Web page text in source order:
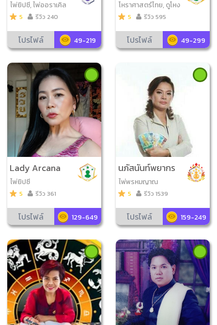
ไพ่ยิปซี, ไพ่ออราเคิล
5 รีวิว 240
โปรไฟล์ 49-219
โหราศาสตร์ไทย, ดูโหง
วเฮ้ง, ไพ่ยิปซี, เลข7ตัว
อถือ, ไพ่ออราเคิล, จับ
ยามสามตา, ดูฤกษ์มงค
5 รีวิว 595
โปรไฟล์ 49-299
Lady Arcana
ไพ่ยิปซี
5 รีวิว 361
โปรไฟล์ 129-649
นภัสนันท์พยากร
ณ์
ไพ่พรหมญาณ
5 รีวิว 1539
โปรไฟล์ 159-249